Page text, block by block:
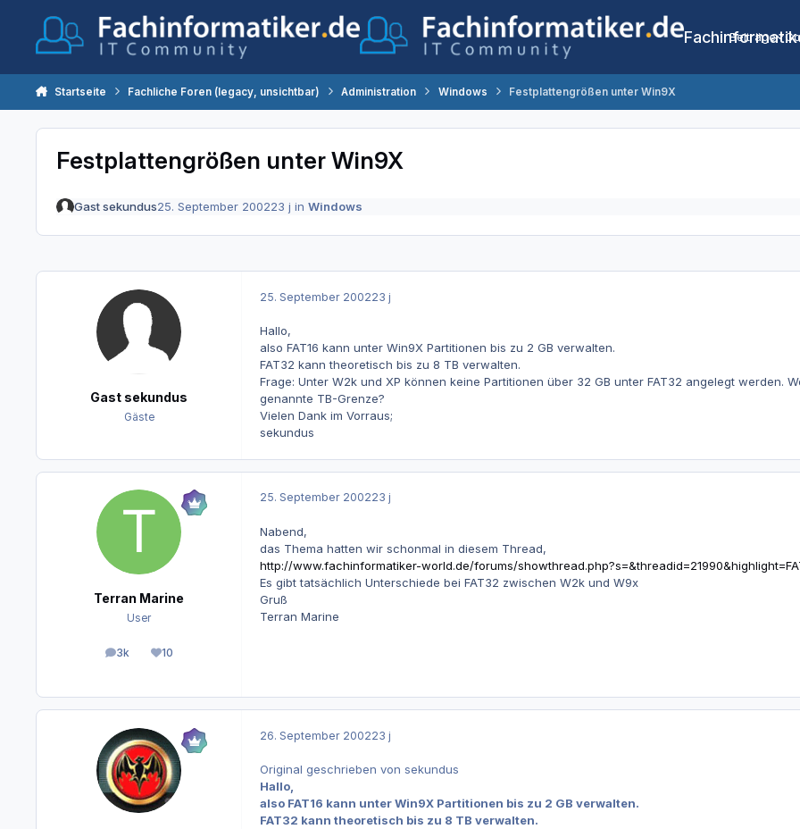
Beiträge
Startseite Fachliche Foren (legacy, unsichtbar) Administration Windows Festplattengrößen unter Win9X
Festplattengrößen unter Win9X
Gast sekundus25. September 200223 j in Windows
Gast sekundus
Gäste
25. September 200223 j
Hallo,
also FAT16 kann unter Win9X Partitionen bis zu 2 GB verwalten.
FAT32 kann theoretisch bis zu 8 TB verwalten.
Frage: Unter W2k und XP können keine Partitionen über 32 GB unter FAT32 angelegt werden.
genannte TB-Grenze?
Vielen Dank im Vorraus;
sekundus
Terran Marine
User
3k
Beiträge10
Reputation
25. September 200223 j
Nabend,
das Thema hatten wir schonmal in diesem Thread,
http://www.fachinformatiker-world.de/forums/
Es gibt tatsächlich Unterschiede bei FAT32 zwischen W2k und W9x
Gruß
Terran Marine
26. September 200223 j
Original geschrieben von sekundus
Hallo,
also FAT16 kann unter Win9X Partitionen bis zu 2 GB verwalten.
FAT32 kann theoretisch bis zu 8 TB verwalten.